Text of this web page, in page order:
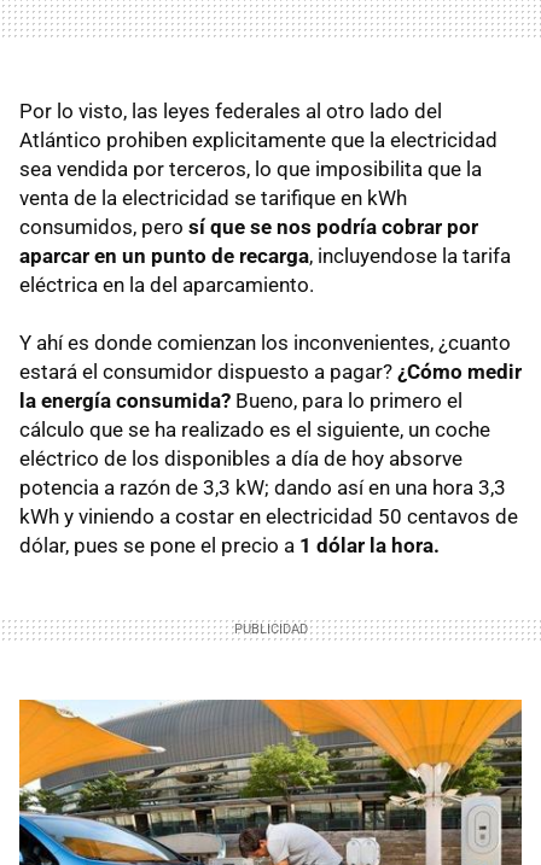
Por lo visto, las leyes federales al otro lado del
Atlántico prohiben explicitamente que la electricidad
sea vendida por terceros, lo que imposibilita que la
venta de la electricidad se tarifique en kWh
consumidos, pero sí que se nos podría cobrar por
aparcar en un punto de recarga, incluyendose la tarifa
eléctrica en la del aparcamiento.
Y ahí es donde comienzan los inconvenientes, ¿cuanto
estará el consumidor dispuesto a pagar? ¿Cómo medir
la energía consumida? Bueno, para lo primero el
cálculo que se ha realizado es el siguiente, un coche
eléctrico de los disponibles a día de hoy absorve
potencia a razón de 3,3 kW; dando así en una hora 3,3
kWh y viniendo a costar en electricidad 50 centavos de
dólar, pues se pone el precio a 1 dólar la hora.